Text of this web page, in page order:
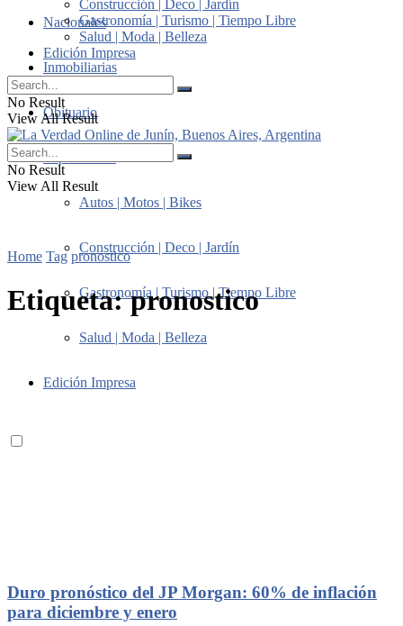
Nacionales
Inmobiliarias
Obituario
Suplementos
Autos | Motos | Bikes
Construcción | Deco | Jardín
Gastronomía | Turismo | Tiempo Libre
Salud | Moda | Belleza
Edición Impresa
Construcción | Deco | Jardín
Gastronomía | Turismo | Tiempo Libre
Salud | Moda | Belleza
Edición Impresa
No Result
View All Result
No Result
View All Result
Home Tag pronostico
Etiqueta:pronostico
Duro pronóstico del JP Morgan: 60% de inflación
para diciembre y enero